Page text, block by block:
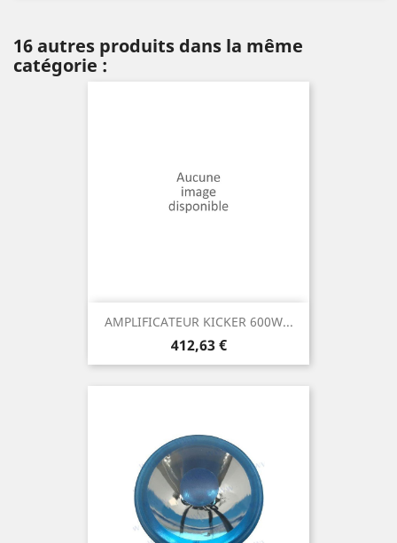
16 autres produits dans la même
catégorie :
AMPLIFICATEUR KICKER 600W...
Prix
412,63 €